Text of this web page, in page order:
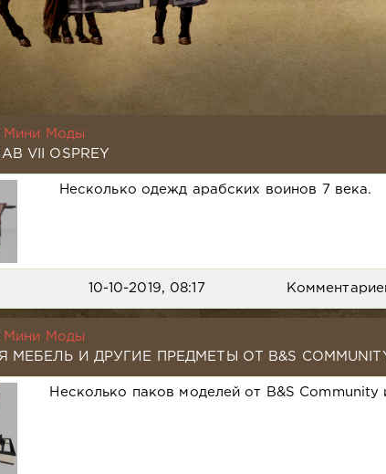
Мини Моды
VII OSPREY
Несколько одежд арабских воинов 7 века.
10-10-2019, 08:17
Мини Моды
МЕБЕЛЬ И ДРУГИЕ ПРЕДМЕТЫ ОТ B&S
Несколько паков моделей от B&S